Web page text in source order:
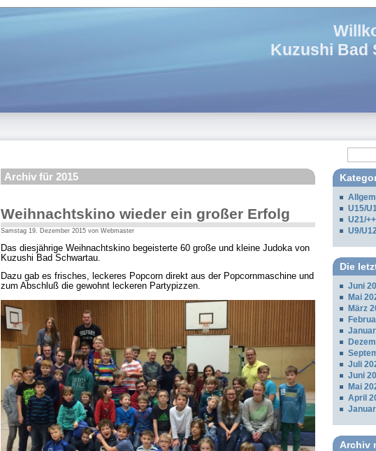
Kuzushi Bad
Archiv für 2015
Weihnachtskino wieder ein großer Erfolg
Samstag 19. Dezember 2015 von Webmaster
Das diesjährige Weihnachtskino begeisterte 60 große und kleine Judoka von
Kuzushi Bad Schwartau.
Dazu gab es frisches, leckeres Popcorn direkt aus der Popcornmaschine und
zum Abschluß die gewohnt leckeren Partypizzen.
U15/
U21/++
U9/U12
Die
Juni
Mai
März
Juli
Juni
Mai
April
Archiv